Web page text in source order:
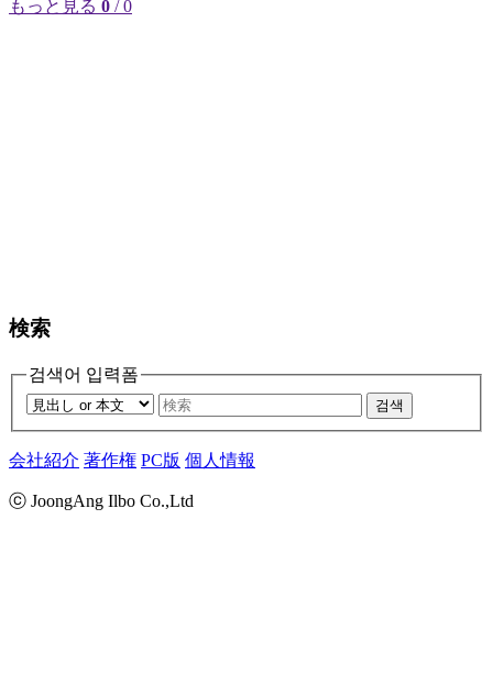
もっと見る 0 / 0
検索
검색어 입력폼
검색
会社紹介 著作権 PC版 個人情報
ⓒ JoongAng Ilbo Co.,Ltd